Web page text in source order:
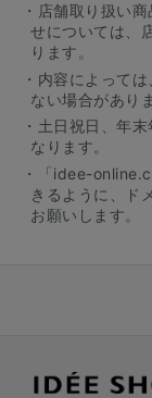
・店舗取り扱い
せについては、
ります。
・内容によって
ない場合があり
・土日祝日、年
なります。
・「idee-
きるように、ド
お願いします。